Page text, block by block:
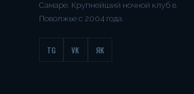
Самаре. Крупнейший ночной клуб в
Поволжье с 2004 года.
TG VK ЯК